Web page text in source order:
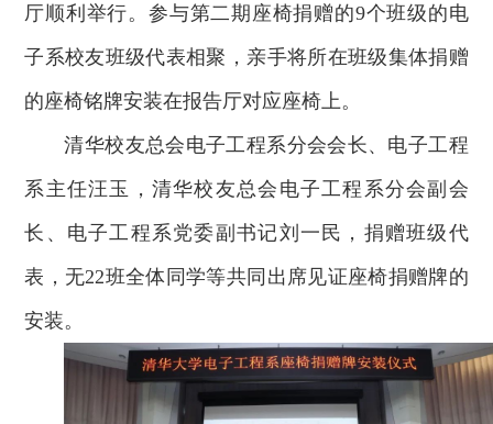
厅顺利举行。参与第二期座椅捐赠的9个班级的电
子系校友班级代表相聚，亲手将所在班级集体捐赠
的座椅铭牌安装在报告厅对应座椅上。
清华校友总会电子工程系分会会长、电子工程
系主任汪玉，清华校友总会电子工程系分会副会
长、电子工程系党委副书记刘一民，捐赠班级代
表，无22班全体同学等共同出席见证座椅捐赠牌的
安装。